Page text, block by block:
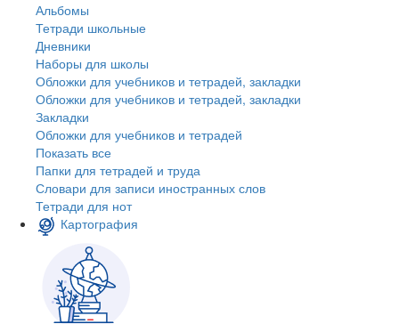
Альбомы
Тетради школьные
Дневники
Наборы для школы
Обложки для учебников и тетрадей, закладки
Обложки для учебников и тетрадей, закладки
Закладки
Обложки для учебников и тетрадей
Показать все
Папки для тетрадей и труда
Словари для записи иностранных слов
Тетради для нот
Картография